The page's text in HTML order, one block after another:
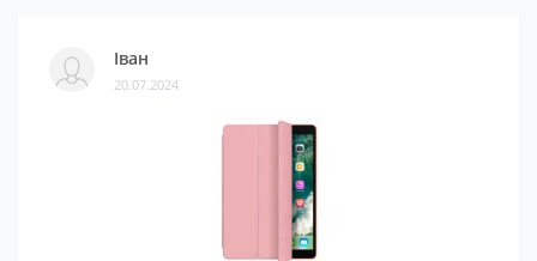
Іван
20.07.2024